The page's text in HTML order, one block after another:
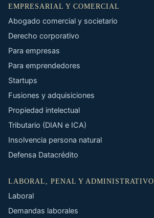
EMPRESARIAL Y COMERCIAL
Abogado comercial y societario
Derecho corporativo
Para empresas
Para emprendedores
Startups
Fusiones y adquisiciones
Propiedad intelectual
Tributario (DIAN e ICA)
Insolvencia persona natural
Defensa Datacrédito
LABORAL, PENAL Y ADMINISTRATIVO
Laboral
Demandas laborales